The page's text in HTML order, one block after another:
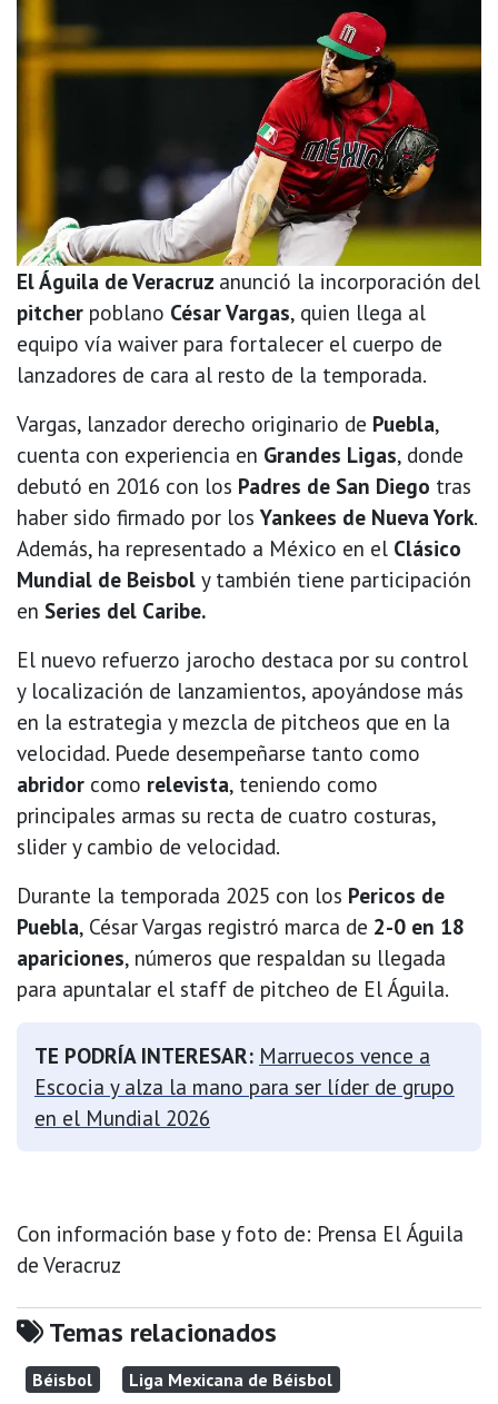
El Águila de Veracruz anunció la incorporación del
pitcher poblano César Vargas, quien llega al
equipo vía waiver para fortalecer el cuerpo de
lanzadores de cara al resto de la temporada.
Vargas, lanzador derecho originario de Puebla,
cuenta con experiencia en Grandes Ligas, donde
debutó en 2016 con los Padres de San Diego tras
haber sido firmado por losYankees de Nueva York.
Además, ha representado a México en el Clásico
Mundial de Beisbol y también tiene participación
en Series del Caribe.
El nuevo refuerzo jarocho destaca por su control
y localización de lanzamientos, apoyándose más
en la estrategia y mezcla de pitcheos que en la
velocidad. Puede desempeñarse tanto como
abridor como relevista, teniendo como
principales armas su recta de cuatro costuras,
slider y cambio de velocidad.
Durante la temporada 2025 con los Pericos de
Puebla, César Vargas registró marca de 2-0 en 18
apariciones, números que respaldan su llegada
para apuntalar el staff de pitcheo de El Águila.
TE PODRÍA INTERESAR: Marruecos vence a
Escocia y alza la mano para ser líder de grupo
en el Mundial 2026
Con información base y foto de: Prensa El Águila
de Veracruz
Temas relacionados
Béisbol
Liga Mexicana de Béisbol